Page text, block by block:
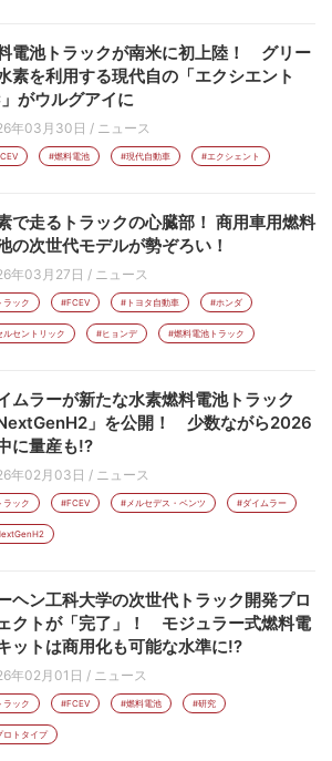
電池トラックが南米に初上陸！ グリー
素を利用する現代自の「エクシエント
がウルグアイに
年03月30日 / ニュース
#燃料電池 #現代自動車 #エクシェント
で走るトラックの心臓部！ 商用車用燃料
の次世代モデルが勢ぞろい！
年03月27日 / ニュース
ラック #FCEV #トヨタ自動車 #ホンダ
ルセントリック #ヒョンデ #燃料電池トラック
ムラーが新たな水素燃料電池トラック
NextGenH2」を公開！ 少数ながら2026
に量産も!?
年02月03日 / ニュース
ラック #FCEV #メルセデス・ベンツ #ダイムラー
ヘン工科大学の次世代トラック開発プロ
クトが「完了」！ モジュラー式燃料電
ットは商用化も可能な水準に!?
年02月01日 / ニュース
ラック #FCEV #燃料電池 #研究
ロトタイプ